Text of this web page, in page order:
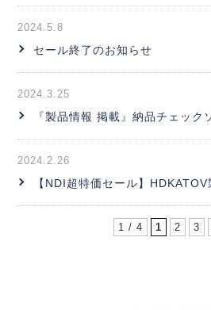
2024.5.8
セール終了のお知らせ
2024.3.25
『製品情報 掲載』納品チェッ
2024.2.26
【NDI超特価セール】
1 / 4 1 2 3